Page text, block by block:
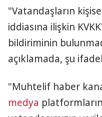
"Vatandaşların
iddiasına ilişkin
bildiriminin
açıklamada, şu
"Muhtelif haber
medya